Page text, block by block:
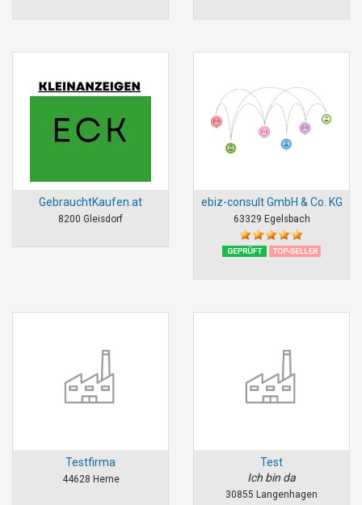
GebrauchtKaufen.at
8200 Gleisdorf
ebiz-consult GmbH & Co. KG
63329 Egelsbach
Testfirma
44628 Herne
Test
Ich bin da
30855 Langenhagen